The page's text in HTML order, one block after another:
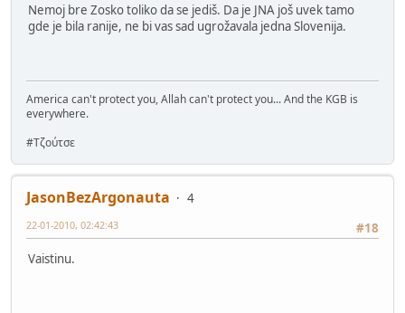
Nemoj bre Zosko toliko da se jediš. Da je JNA još uvek tamo
gde je bila ranije, ne bi vas sad ugrožavala jedna Slovenija.
America can't protect you, Allah can't protect you... And the KGB is
everywhere.
#Τζούτσε
JasonBezArgonauta
4
#18
22-01-2010, 02:42:43
Vaistinu.